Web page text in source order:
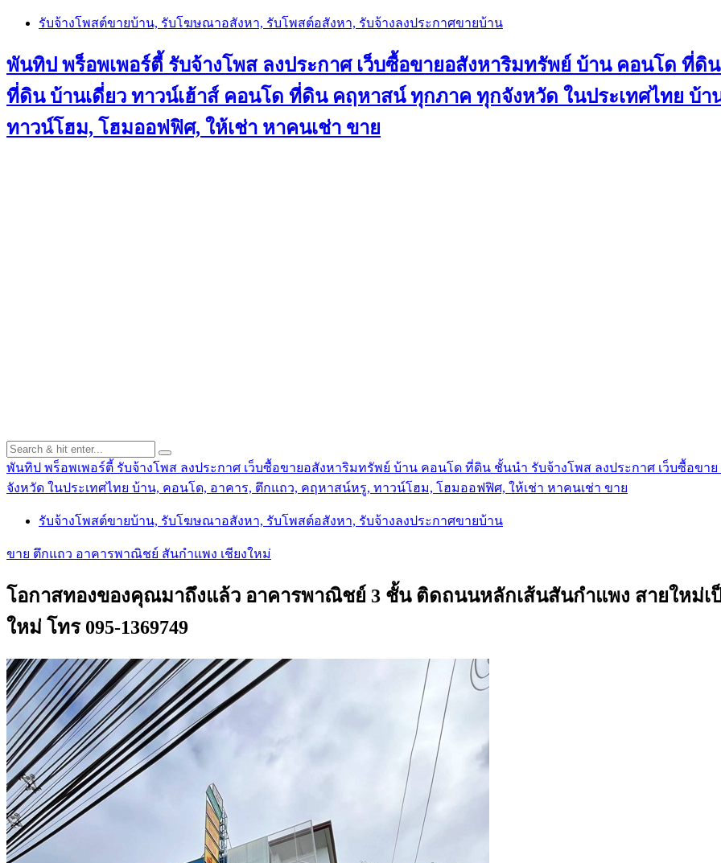
Skip
รับจ้างโพสต์ขายบ้าน, รับโฆษณาอสังหา, รับโพสต์อสังหา, รับจ้างลงประกาศขายบ้าน
พันทิป พร็อพเพอร์ตี้ รับจ้างโพส ลงประกาศ เว็บซื้อขายอสังหาริมทรัพย์ บ้าน คอนโด ที่ดิ
ที่ดิน บ้านเดี่ยว ทาวน์เฮ้าส์ คอนโด ที่ดิน คฤหาสน์ ทุกภาค ทุกจังหวัด ในประเทศไทย บ้
ทาวน์โฮม, โฮมออฟฟิศ, ให้เช่า หาคนเช่า ขาย
พันทิป พร็อพเพอร์ตี้ รับจ้างโพส ลงประกาศ เว็บซื้อขายอสังหาริมทรัพย์ บ้าน คอนโด ที่ดิน ชั้นนำ รับจ้างโพส ลงประกาศ เว็บซื้อข
จังหวัด ในประเทศไทย บ้าน, คอนโด, อาคาร, ตึกแถว, คฤหาสน์หรู, ทาวน์โฮม, โฮมออฟฟิศ, ให้เช่า หาคนเช่า ขาย
รับจ้างโพสต์ขายบ้าน, รับโฆษณาอสังหา, รับโพสต์อสังหา, รับจ้างลงประกาศขายบ้าน
ขาย ตึกแถว อาคารพาณิชย์ สันกำแพง เชียงใหม่
โอกาสทองของคุณมาถึงแล้ว อาคารพาณิชย์ 3 ชั้น ติดถนนหลักเส้นสันกำแพง สายใหม่เ
ใหม่ โทร 095-1369749